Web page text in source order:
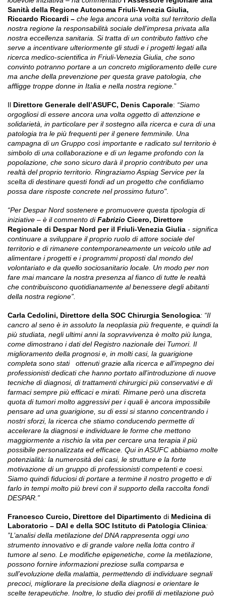
Sanità della Regione Autonoma Friuli-Venezia Giulia,
Riccardo Riccardi – che lega ancora una volta sul territorio della
nostra regione la responsabilità sociale dell’impresa privata alla
nostra eccellenza sanitaria. Si tratta di un contributo fattivo che
serve a incentivare ulteriormente gli studi e i progetti legati alla
ricerca medico-scientifica in Friuli-Venezia Giulia, che sono
convinto potranno portare a un concreto miglioramento delle cure
ma anche della prevenzione per questa grave patologia, che
affligge troppe donne in Italia e nella nostra regione.”
Il Direttore Generale dell’ASUFC, Denis Caporale: “Siamo
orgogliosi di essere ancora una volta oggetto di attenzione e
solidarietà, in particolare per il sostegno alla ricerca e cura di una
patologia tra le più frequenti per il genere femminile. Una
campagna di un Gruppo così importante e radicato sul territorio è
simbolo di una collaborazione e di un legame profondo con la
popolazione, che sono sicuro darà il proprio contributo per una
realtà del proprio territorio. Ringraziamo Aspiag Service per la
scelta di destinare questi fondi ad un progetto che confidiamo
possa dare risposte concrete nel prossimo futuro".
“Per Despar Nord sostenere e promuovere questa tipologia di
iniziative – è il commento diFabrizio Cicero, Direttore
Regionale di Despar Nord per il Friuli-Venezia Giulia - significa
continuare a sviluppare il proprio ruolo di attore sociale del
territorio e di rimanere contemporaneamente un veicolo utile ad
alimentare i progetti e i programmi proposti dal mondo del
volontariato e da quello sociosanitario locale. Un modo per non
fare mai mancare la nostra presenza al fianco di tutte le realtà
che contribuiscono quotidianamente al benessere degli abitanti
della nostra regione”.
Carla Cedolini, Direttore della SOC Chirurgia Senologica: “Il
cancro al seno è in assoluto la neoplasia più frequente, e quindi la
più studiata, negli ultimi anni la sopravvivenza è molto più lunga,
come dimostrano i dati del Registro nazionale dei Tumori. Il
miglioramento della prognosi e, in molti casi, la guarigione
completa sono stati ottenuti grazie alla ricerca e all'impegno dei
professionisti dedicati che hanno portato all'introduzione di nuove
tecniche di diagnosi, di trattamenti chirurgici più conservativi e di
farmaci sempre più efficaci e mirati. Rimane però una discreta
quota di tumori molto aggressivi per i quali è ancora impossibile
pensare ad una guarigione, su di essi si stanno concentrando i
nostri sforzi, la ricerca che stiamo conducendo permette di
accelerare la diagnosi e individuare le forme che mettono
maggiormente a rischio la vita per cercare una terapia il più
possibile personalizzata ed efficace. Qui in ASUFC abbiamo molte
potenzialità: la numerosità dei casi, le strutture e la forte
motivazione di un gruppo di professionisti competenti e coesi.
Siamo quindi fiduciosi di portare a termine il nostro progetto e di
farlo in tempi molto più brevi con il supporto della raccolta fondi
DESPAR.”
Francesco Curcio, Direttore del Dipartimento di Medicina di
Laboratorio – DAI e della SOC Istituto di Patologia Clinica:
”L’analisidella metilazione del DNA rappresenta oggi uno
strumento innovativo e di grande valore nella lotta contro il
tumore al seno. Le modifiche epigenetiche, come la metilazione,
possono fornire informazioni preziose sulla comparsa e
sull’evoluzione della malattia, permettendo di individuare segnali
precoci, migliorare la precisione della diagnosi e orientare le
scelte terapeutiche. Inoltre, lo studio dei profili di metilazione può